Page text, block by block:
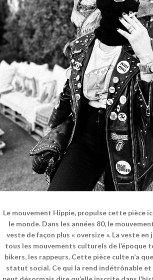
Le mouvement Hippie, propulse cette pièce
le monde. Dans les années 80, le
veste de façon plus « oversize ». La veste en
tous les mouvements culturels de l’époque
bikers, les rappeurs. Cette pièce culte n’a
statut social. Ce qui la rend indétrônable et